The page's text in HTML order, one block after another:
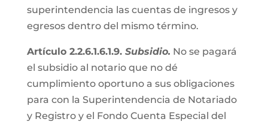
superintendencia las cuentas de ingresos y
egresos dentro del mismo término.
Artículo 2.2.6.1.6.1.9. Subsidio. No se pagará
el subsidio al notario que no dé
cumplimiento oportuno a sus obligaciones
para con la Superintendencia de Notariado
y Registro y el Fondo Cuenta Especial del